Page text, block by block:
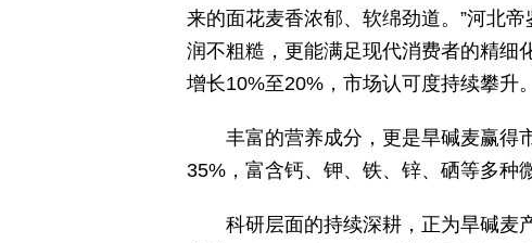
来的面花麦香浓郁、软绵劲道。”河北
润不粗糙，更能满足现代消费者的精细
增长10%至20%，市场认可度持续攀升。
丰富的营养成分，更是旱碱麦赢得
35%，富含钙、钾、铁、锌、硒等多种
科研层面的持续深耕，正为旱碱麦